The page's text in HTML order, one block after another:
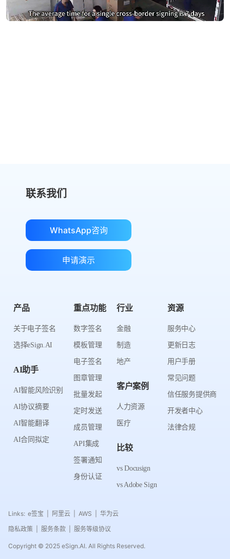
联系我们
WhatsApp咨询
申请演示
产品
关于电子签名
选择eSign.AI
AI助手
AI智能风险识别
AI协议摘要
AI智能翻译
AI合同拟定
重点功能
数字签名
模板管理
电子签名
图章管理
批量发起
定时发送
成员管理
API集成
签署通知
身份认证
行业
金融
制造
地产
客户案例
人力资源
医疗
比较
vs Docusign
vs Adobe Sign
资源
服务中心
更新日志
用户手册
常见问题
信任服务提供商
开发者中心
法律合规
Links: e签宝 阿里云 AWS
华为云
隐私政策
服务条款 服务等级协议
Copyright © 2025 eSign.AI. All Rights Reserved.